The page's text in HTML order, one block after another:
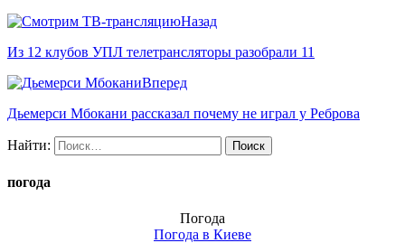
Назад
Из 12 клубов УПЛ телетрансляторы разобрали 11
Вперед
Дьемерси Мбокани рассказал почему не играл у Реброва
Найти:
погода
Погода
Погода в Киеве